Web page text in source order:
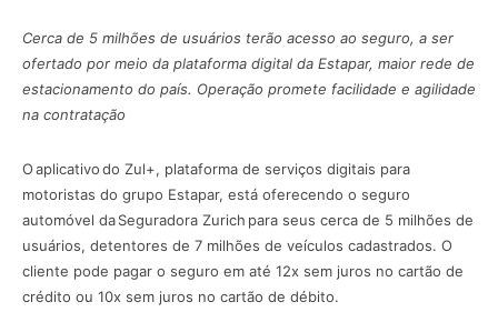
Cerca de 5 milhões de usuários terão acesso ao seguro, a ser
ofertado por meio da plataforma digital da Estapar, maior rede de
estacionamento do país. Operação promete facilidade e agilidade
na contratação
O aplicativo do Zul+, plataforma de serviços digitais para
motoristas do grupo Estapar, está oferecendo o seguro
automóvel da Seguradora Zurich para seus cerca de 5 milhões de
usuários, detentores de 7 milhões de veículos cadastrados. O
cliente pode pagar o seguro em até 12x sem juros no cartão de
crédito ou 10x sem juros no cartão de débito.